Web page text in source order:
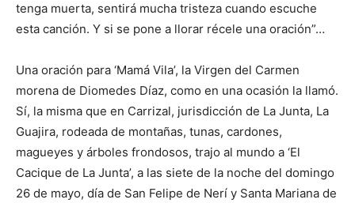
tenga muerta, sentirá mucha tristeza cuando escuche
esta canción. Y si se pone a llorar récele una oración”…
Una oración para ‘Mamá Vila’, la Virgen del Carmen
morena de Diomedes Díaz, como en una ocasión la llamó.
Sí, la misma que en Carrizal, jurisdicción de La Junta, La
Guajira, rodeada de montañas, tunas, cardones,
magueyes y árboles frondosos, trajo al mundo a ‘El
Cacique de La Junta’, a las siete de la noche del domingo
26 de mayo, día de San Felipe de Nerí y Santa Mariana de